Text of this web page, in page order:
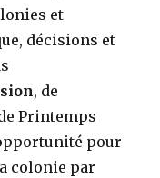
et
décisions et
, de
Printemps
pour
colonie par